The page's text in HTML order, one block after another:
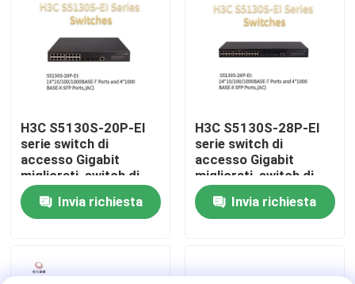
Controllo della qualità
Contattaci
Notizie
Casi
Server di stoccaggio di scaffale
H3C S5130S-20P-EI
serie switch di
accesso Gigabit
migliorati, switch di
dati di rete, switch di
rete intelligente
Invia richiesta
H3C S5130S-28P-EI
serie switch di
accesso Gigabit
migliorati, switch di
dati di rete, switch di
rete intelligente
Invia richiesta